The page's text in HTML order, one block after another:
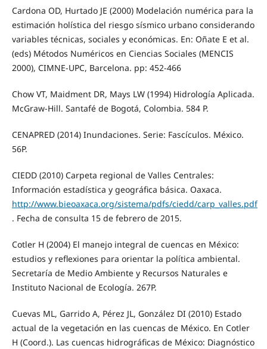
Cardona OD, Hurtado JE (2000) Modelación numérica para la
estimación holística del riesgo sísmico urbano considerando
variables técnicas, sociales y económicas. En: Oñate E et al.
(eds) Métodos Numéricos en Ciencias Sociales (MENCIS
2000), CIMNE-UPC, Barcelona. pp: 452-466
Chow VT, Maidment DR, Mays LW (1994) Hidrología Aplicada.
McGraw-Hill. Santafé de Bogotá, Colombia. 584 P.
CENAPRED (2014) Inundaciones. Serie: Fascículos. México.
56P.
CIEDD (2010) Carpeta regional de Valles Centrales:
Información estadística y geográfica básica. Oaxaca.
http://www.bieoaxaca.org/sistema/pdfs/ciedd/carp_valles.pdf
. Fecha de consulta 15 de febrero de 2015.
Cotler H (2004) El manejo integral de cuencas en México:
estudios y reflexiones para orientar la política ambiental.
Secretaría de Medio Ambiente y Recursos Naturales e
Instituto Nacional de Ecología. 267P.
Cuevas ML, Garrido A, Pérez JL, González DI (2010) Estado
actual de la vegetación en las cuencas de México. En Cotler
H (Coord.). Las cuencas hidrográficas de México: Diagnóstico